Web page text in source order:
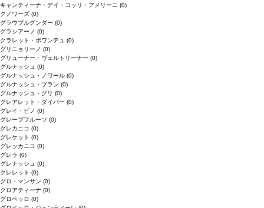
キャンティーナ・デイ・コッリ・アメリーニ (0)
クノワーズ (0)
グラウブルグンダー (0)
グラシアーノ (0)
クラレット・ボワンテュ (0)
グリニョリーノ (0)
グリューナー・ヴェルトリーナー (0)
グルナッシュ (0)
グルナッシュ・ノワール (0)
グルナッシュ・ブラン (0)
グルナッシュ・グリ (0)
クレアレット・ダイバー (0)
グレイ・ピノ (0)
グレープフルーツ (0)
グレカニコ (0)
グレケット (0)
グレッカニコ (0)
グレラ (0)
グレナッシュ (0)
クレレット (0)
グロ・マンサン (0)
クロアティーナ (0)
グロペッロ (0)